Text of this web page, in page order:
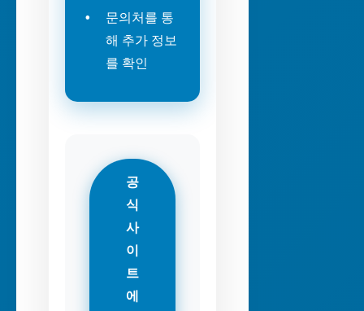
문의처를 통
해 추가 정보
를 확인
공
식
사
이
트
에